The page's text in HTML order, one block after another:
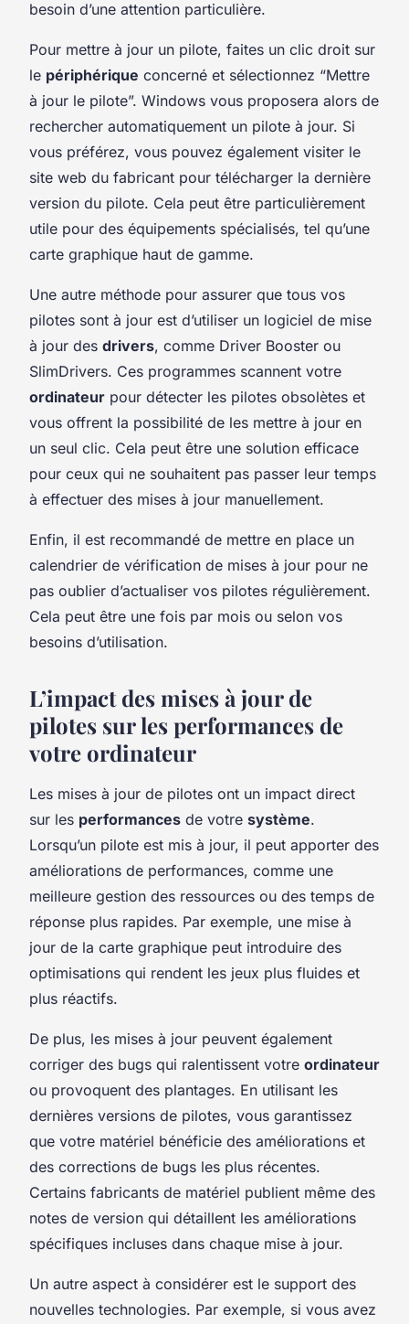
besoin d’une attention particulière.
Pour mettre à jour un pilote, faites un clic droit sur
le périphérique concerné et sélectionnez “Mettre
à jour le pilote”. Windows vous proposera alors de
rechercher automatiquement un pilote à jour. Si
vous préférez, vous pouvez également visiter le
site web du fabricant pour télécharger la dernière
version du pilote. Cela peut être particulièrement
utile pour des équipements spécialisés, tel qu’une
carte graphique haut de gamme.
Une autre méthode pour assurer que tous vos
pilotes sont à jour est d’utiliser un logiciel de mise
à jour des drivers, comme Driver Booster ou
SlimDrivers. Ces programmes scannent votre
ordinateur pour détecter les pilotes obsolètes et
vous offrent la possibilité de les mettre à jour en
un seul clic. Cela peut être une solution efficace
pour ceux qui ne souhaitent pas passer leur temps
à effectuer des mises à jour manuellement.
Enfin, il est recommandé de mettre en place un
calendrier de vérification de mises à jour pour ne
pas oublier d’actualiser vos pilotes régulièrement.
Cela peut être une fois par mois ou selon vos
besoins d’utilisation.
L’impact des mises à jour de
pilotes sur les performances de
votre ordinateur
Les mises à jour de pilotes ont un impact direct
sur les performances de votre système.
Lorsqu’un pilote est mis à jour, il peut apporter des
améliorations de performances, comme une
meilleure gestion des ressources ou des temps de
réponse plus rapides. Par exemple, une mise à
jour de la carte graphique peut introduire des
optimisations qui rendent les jeux plus fluides et
plus réactifs.
De plus, les mises à jour peuvent également
corriger des bugs qui ralentissent votre ordinateur
ou provoquent des plantages. En utilisant les
dernières versions de pilotes, vous garantissez
que votre matériel bénéficie des améliorations et
des corrections de bugs les plus récentes.
Certains fabricants de matériel publient même des
notes de version qui détaillent les améliorations
spécifiques incluses dans chaque mise à jour.
Un autre aspect à considérer est le support des
nouvelles technologies. Par exemple, si vous avez